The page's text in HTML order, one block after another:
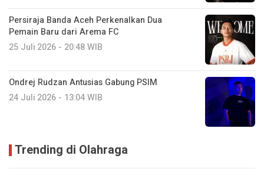
Persiraja Banda Aceh Perkenalkan Dua
Pemain Baru dari Arema FC
25 Juli 2026 - 20:48 WIB
Ondrej Rudzan Antusias Gabung PSIM
24 Juli 2026 - 13:04 WIB
Trending di Olahraga